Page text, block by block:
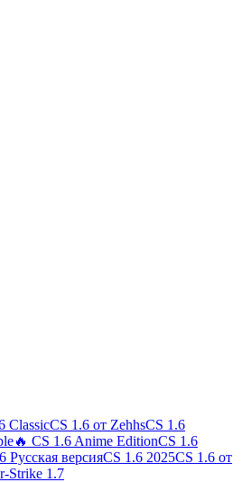
ClassicCS 1.6 от ZehhsCS 1.6
🔥 CS 1.6 Anime EditionCS 1.6
Русская версияCS 1.6 2025CS 1.6 от
Strike 1.7